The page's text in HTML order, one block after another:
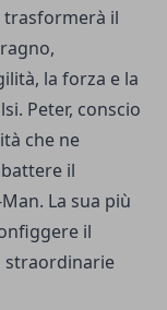
trasformerà il
la forza e la
Peter, conscio
che ne
il
La sua più
il
straordinarie